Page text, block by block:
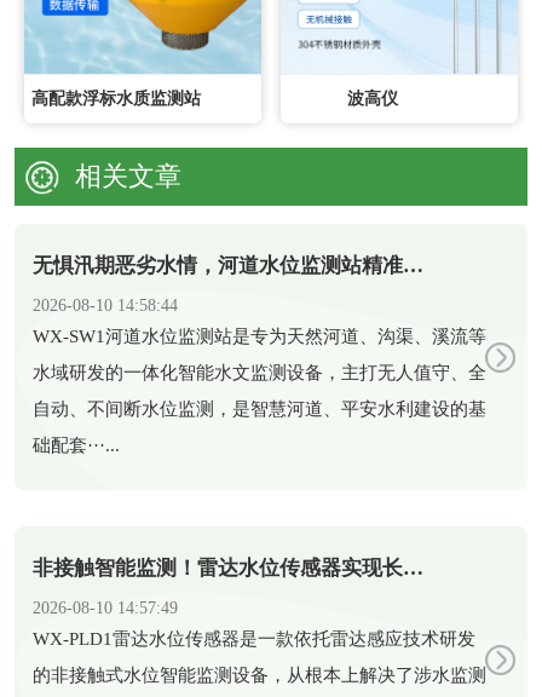
高配款浮标水质监测站 波高仪
相关文章
无惧汛期恶劣水情，河道水位监测站精准捕捉水位动态
2026-08-10 14:58:44
​WX-SW1河道水位监测站是专为天然河道、沟渠、溪流等
水域研发的一体化智能水文监测设备，主打无人值守、全
自动、不间断水位监测，是智慧河道、平安水利建设的基
础配套···...
非接触智能监测！雷达水位传感器实现长期稳定测水情
2026-08-10 14:57:49
​WX-PLD1雷达水位传感器是一款依托雷达感应技术研发
的非接触式水位智能监测设备，从根本上解决了涉水监测